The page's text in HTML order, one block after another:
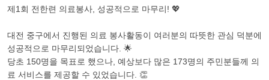
제1회 전한련 의료봉사, 성공적으로 마무리! 💖
대전 중구에서 진행된 의료 봉사활동이 여러분의 따뜻한 관심 덕분에
성공적으로 마무리되었습니다. 🌟
당초 150명을 목표로 했으나, 예상보다 많은 173명의 주민분들께 의
료 서비스를 제공할 수 있었습니다. 👏